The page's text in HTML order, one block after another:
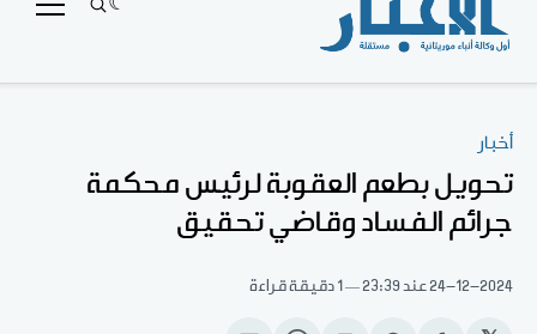
أخبار
تحويل بطعم العقوبة لرئيس محكمة
جرائم الفساد وقاضي تحقيق
24-12-2024عند 23:39 1 دقيقة قراءة